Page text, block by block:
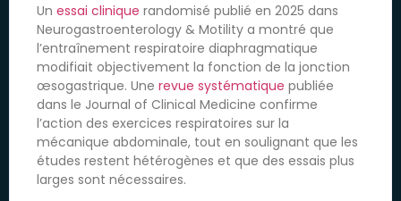
Un essai clinique randomisé publié en 2025 dans
Neurogastroenterology & Motility a montré que
l’entraînement respiratoire diaphragmatique
modifiait objectivement la fonction de la jonction
œsogastrique. Une revue systématique publiée
dans le Journal of Clinical Medicine confirme
l’action des exercices respiratoires sur la
mécanique abdominale, tout en soulignant que les
études restent hétérogènes et que des essais plus
larges sont nécessaires.